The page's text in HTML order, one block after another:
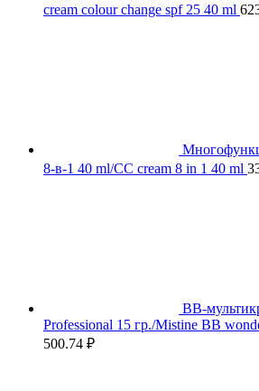
cream colour change spf 25 40 ml
8-в-1 40 ml/CC cream 8 in 1 40 ml
BB-
Professional 15 гр./Mistine BB
500.74 ₽